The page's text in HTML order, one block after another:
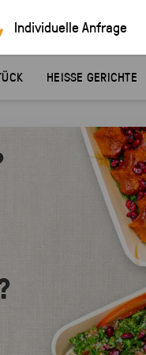
Individuelle Anfrage
HEISSE GERICHTE